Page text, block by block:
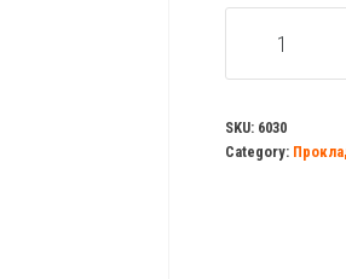
VALFEX
паста
SKU: 6030
Category: